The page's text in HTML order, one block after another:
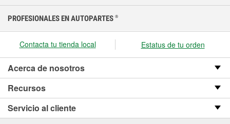
PROFESIONALES EN AUTOPARTES ®
Contacta tu tienda local Estatus de tu orden
Acerca de nosotros
Recursos
Servicio al cliente